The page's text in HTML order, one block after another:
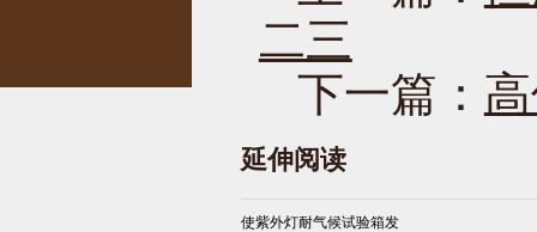
二三
下一篇：
延伸阅读
使紫外灯耐气候试验箱发